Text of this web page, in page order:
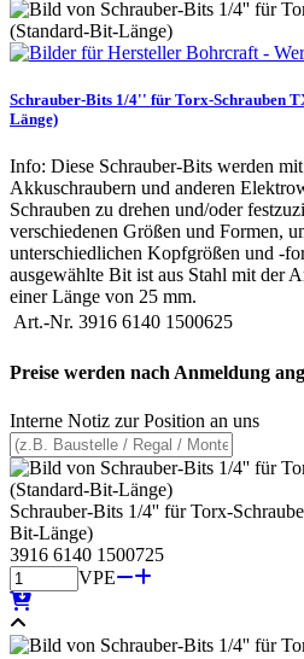
Schrauber-Bits 1/4'' für Torx-Schrauben
Länge)
Info: Diese Schrauber-Bits werden
Akkuschraubern und anderen
Schrauben zu drehen und/oder
verschiedenen Größen und Formen,
unterschiedlichen Kopfgrößen und -
ausgewählte Bit ist aus Stahl mit der
einer Länge von 25 mm.
Art.-Nr. 3916 6140 1500625
Preise werden nach Anmeldung
Interne Notiz zur Position an uns
Schrauber-Bits 1/4'' für Torx-
Bit-Länge)
3916 6140 1500725
VPE